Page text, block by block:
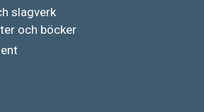
slagverk
och böcker